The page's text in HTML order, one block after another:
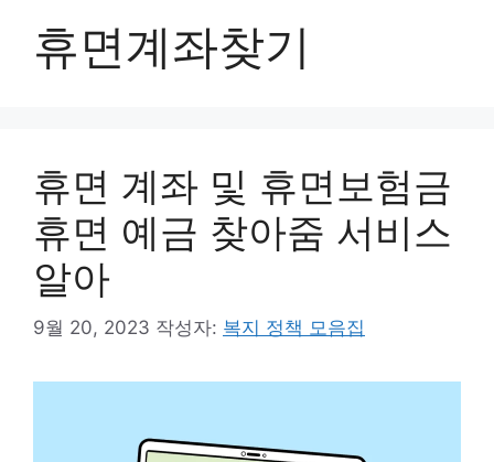
휴면계좌찾기
휴면 계좌 및 휴면보험금
휴면 예금 찾아줌 서비스
알아
9월 20, 2023 작성자: 복지 정책 모음집